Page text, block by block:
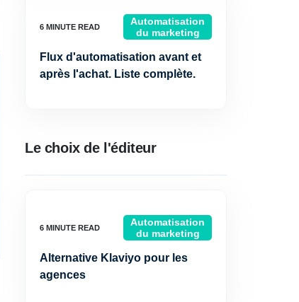
Automatisation
du marketing
Flux d'automatisation avant et
après l'achat. Liste complète.
Le choix de l'éditeur
Automatisation
du marketing
Alternative Klaviyo pour les
agences